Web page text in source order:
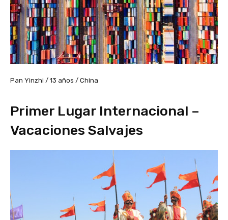
Pan Yinzhi / 13 años / China
Primer Lugar Internacional –
Vacaciones Salvajes